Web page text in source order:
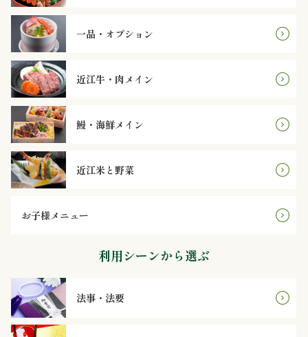
選
ぶ
幕
の
内
弁
当
弁
当
一品・オプション
近江牛・肉メイン
鰻・海鮮メイン
近江米と野菜
お子様メニュー
利用シーンから選ぶ
法事・法要